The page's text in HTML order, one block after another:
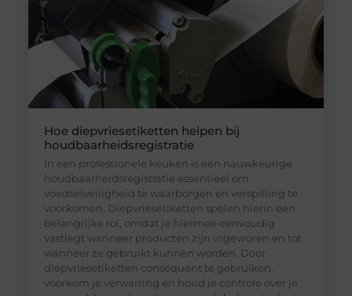
Hoe diepvriesetiketten helpen bij
houdbaarheidsregistratie
In een professionele keuken is een nauwkeurige
houdbaarheidsregistratie essentieel om
voedselveiligheid te waarborgen en verspilling te
voorkomen. Diepvriesetiketten spelen hierin een
belangrijke rol, omdat je hiermee eenvoudig
vastlegt wanneer producten zijn ingevroren en tot
wanneer ze gebruikt kunnen worden. Door
diepvriesetiketten consequent te gebruiken,
voorkom je verwarring en houd je controle over je